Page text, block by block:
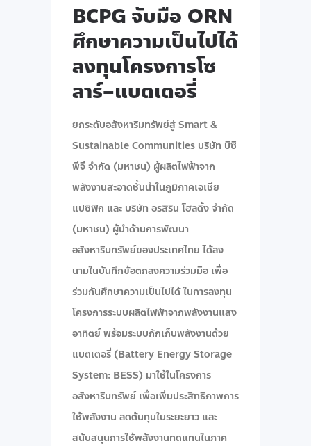
BCPG จับมือ ORN
ศึกษาความเป็นไปได้
ลงทุนโครงการโซ
ลาร์–แบตเตอรี่
ยกระดับอสังหาริมทรัพย์สู่ Smart &
Sustainable Communities บริษัท บีซี
พีจี จำกัด (มหาชน) ผู้ผลิตไฟฟ้าจาก
พลังงานสะอาดชั้นนำในภูมิภาคเอเชีย
แปซิฟิก และ บริษัท อรสิริน โฮลดิ้ง จำกัด
(มหาชน) ผู้นำด้านการพัฒนา
อสังหาริมทรัพย์ของประเทศไทย ได้ลง
นามในบันทึกข้อตกลงความร่วมมือ เพื่อ
ร่วมกันศึกษาความเป็นไปได้ ในการลงทุน
โครงการระบบผลิตไฟฟ้าจากพลังงานแสง
อาทิตย์ พร้อมระบบกักเก็บพลังงานด้วย
แบตเตอรี่ (Battery Energy Storage
System: BESS) มาใช้ในโครงการ
อสังหาริมทรัพย์ เพื่อเพิ่มประสิทธิภาพการ
ใช้พลังงาน ลดต้นทุนในระยะยาว และ
สนับสนุนการใช้พลังงานทดแทนในภาค